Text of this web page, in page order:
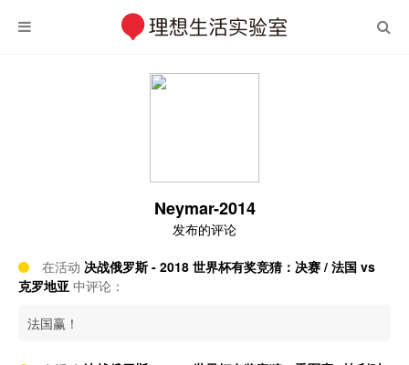
Neymar-2014
发布的评论
在活动 决战俄罗斯 - 2018 世界杯有奖竞猜：决赛 / 法国 vs
克罗地亚 中评论：
法国赢！